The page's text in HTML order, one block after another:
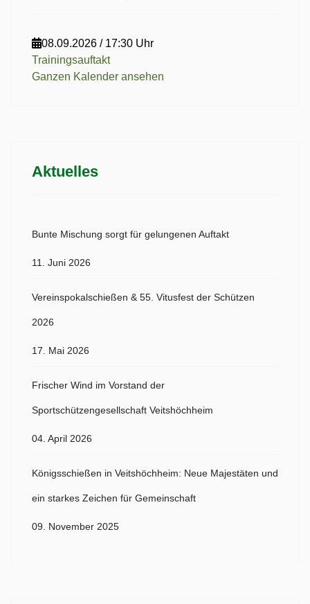
08.09.2026 / 17:30 Uhr
Trainingsauftakt
Ganzen Kalender ansehen
Aktuelles
Bunte Mischung sorgt für gelungenen Auftakt
11. Juni 2026
Vereinspokalschießen & 55. Vitusfest der Schützen
2026
17. Mai 2026
Frischer Wind im Vorstand der
Sportschützengesellschaft Veitshöchheim
04. April 2026
Königsschießen in Veitshöchheim: Neue Majestäten und
ein starkes Zeichen für Gemeinschaft
09. November 2025